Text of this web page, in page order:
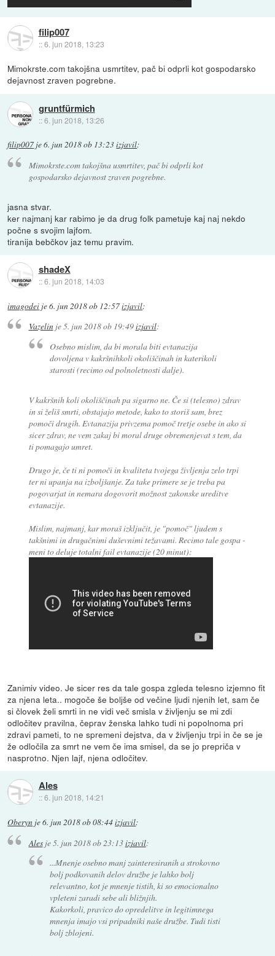
filip007
::6. jun 2018, 13:23
Mimokrste.com takojšna usmrtitev, pač bi odprli kot gospodarsko
dejavnost zraven pogrebne.
gruntfürmich
::6. jun 2018, 13:26
filip007 je6. jun 2018 ob 13:23izjavil:
Mimokrste.com takojšna usmrtitev, pač bi odprli kot
gospodarsko dejavnost zraven pogrebne.
jasna stvar.
ker najmanj kar rabimo je da drug folk pametuje kaj naj nekdo
počne s svojim lajfom.
tiranija bebčkov jaz temu pravim.
shadeX
::6. jun 2018, 14:03
imagodei je6. jun 2018 ob 12:57izjavil:
Vazelinje5. jun 2018 ob 19:49izjavil:
Osebno mislim, da bi morala biti evtanazija
dovoljena v kakršnihkoli okoliščinah in katerikoli
starosti (recimo od polnoletnosti dalje).
V kakršnih koli okoliščinah pa sigurno ne. Če si (telesno) zdrav
in si želiš smrti, obstajajo metode, kako to storiš sam, brez
pomoči drugih. Evtanazija privzema pomoč tretje osebe in ako si
sicer zdrav, ne vem zakaj bi moral druge obremenjevat s tem, da
ti pomagajo umret.
Drugo je, če ti ni pomoči in kvaliteta tvojega življenja zelo trpi
ter ni upanja na izboljšanje. Za take primere se je treba pa
pogovarjat in nemara dogovorit možnost zakonske ureditve
evtanazije.
Mislim, najmanj, kar moraš izključit, je "pomoč" ljudem s
takšnimi in drugačnimi duševnimi težavami. Recimo tale gospa -
meni to deluje totalni fail evtanazije (20 minut):
Zanimiv video. Je sicer res da tale gospa zgleda telesno izjemno fit
za njena leta.. mogoče še boljše od večine ljudi njenih let, sam če
si človek želi smrti in ne vidi več smisla v življenju se mi zdi
odločitev pravilna, čeprav ženska lahko tudi ni popolnoma pri
zdravi pameti, to ne spremeni dejstva, da v življenju trpi in če se je
že odločila za smrt ne vem če ima smisel, da se jo prepriča v
nasprotno. Njen lajf, njena odločitev.
Ales
::6. jun 2018, 14:21
Oberyn je6. jun 2018 ob 08:44izjavil:
Alesje5. jun 2018 ob 23:13izjavil:
...Mnenje osebno manj zainteresiranih a strokovno
bolj podkovanih delov družbe je lahko bolj
relevantno, kot je mnenje tistih, ki so emocionalno
vpleteni zaradi sebe ali bližnjih.
Kakorkoli, pravico do opredelitve in legitimnega
mnenja imajo vsi pripadniki naše družbe. Tudi tisti
bolj zblojeni.